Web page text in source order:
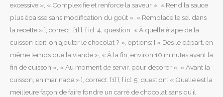
excessive », « Complexifie et renforce la saveur », « Rend la sauce
plus épaisse sans modification du goût », « Remplace le sel dans
la recette » ], correct: [1] }, { id: 4, question: « À quelle étape de la
cuisson doit-on ajouter le chocolat ? », options: [ « Dès le départ, en
même temps que la viande », « À la fin, environ 10 minutes avant la
fin de cuisson », « Au moment de servir, pour décorer », « Avant la
cuisson, en marinade » ], correct: [1] }, { id: 5, question: « Quelle est la
meilleure façon de faire fondre un carré de chocolat sans qu’il